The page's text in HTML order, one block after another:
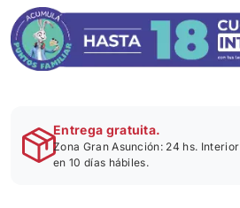
Entrega gratuita.
Zona Gran Asunción: 24 hs.
en 10 días hábiles.